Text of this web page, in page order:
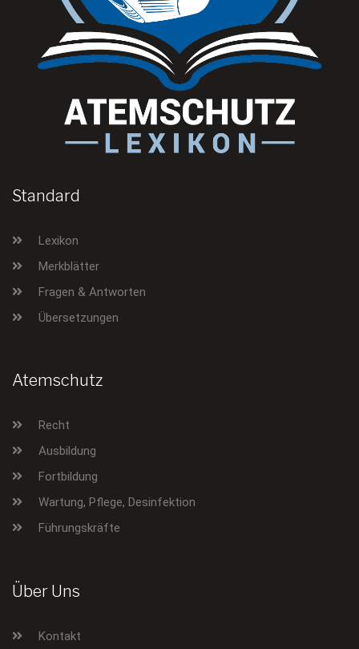
Standard
Lexikon
Merkblätter
Fragen & Antworten
Übersetzungen
Atemschutz
Recht
Ausbildung
Fortbildung
Wartung, Pflege, Desinfektion
Führungskräfte
Über Uns
Kontakt